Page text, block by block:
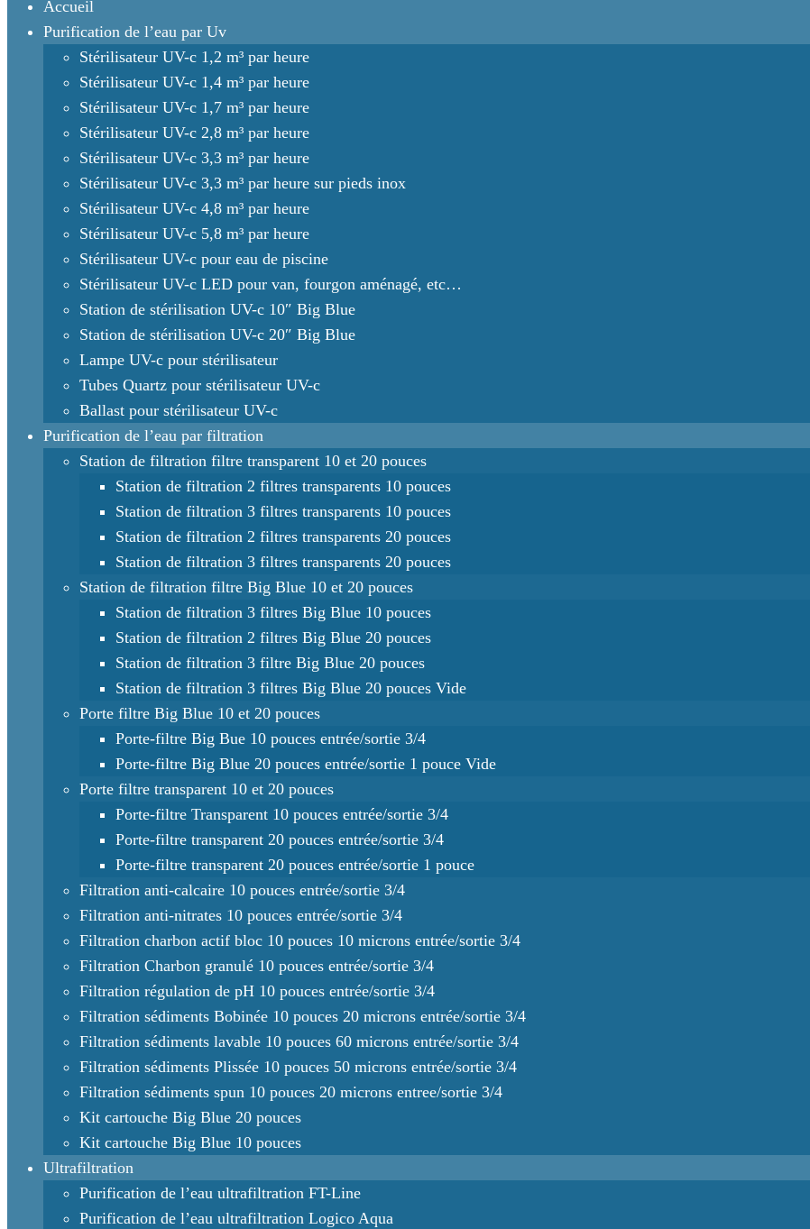
Accueil
Purification de l’eau par Uv
Stérilisateur UV-c 1,2 m³ par heure
Stérilisateur UV-c 1,4 m³ par heure
Stérilisateur UV-c 1,7 m³ par heure
Stérilisateur UV-c 2,8 m³ par heure
Stérilisateur UV-c 3,3 m³ par heure
Stérilisateur UV-c 3,3 m³ par heure sur pieds inox
Stérilisateur UV-c 4,8 m³ par heure
Stérilisateur UV-c 5,8 m³ par heure
Stérilisateur UV-c pour eau de piscine
Stérilisateur UV-c LED pour van, fourgon aménagé, etc…
Station de stérilisation UV-c 10″ Big Blue
Station de stérilisation UV-c 20″ Big Blue
Lampe UV-c pour stérilisateur
Tubes Quartz pour stérilisateur UV-c
Ballast pour stérilisateur UV-c
Purification de l’eau par filtration
Station de filtration filtre transparent 10 et 20 pouces
Station de filtration 2 filtres transparents 10 pouces
Station de filtration 3 filtres transparents 10 pouces
Station de filtration 2 filtres transparents 20 pouces
Station de filtration 3 filtres transparents 20 pouces
Station de filtration filtre Big Blue 10 et 20 pouces
Station de filtration 3 filtres Big Blue 10 pouces
Station de filtration 2 filtres Big Blue 20 pouces
Station de filtration 3 filtre Big Blue 20 pouces
Station de filtration 3 filtres Big Blue 20 pouces Vide
Porte filtre Big Blue 10 et 20 pouces
Porte-filtre Big Bue 10 pouces entrée/sortie 3/4
Porte-filtre Big Blue 20 pouces entrée/sortie 1 pouce Vide
Porte filtre transparent 10 et 20 pouces
Porte-filtre Transparent 10 pouces entrée/sortie 3/4
Porte-filtre transparent 20 pouces entrée/sortie 3/4
Porte-filtre transparent 20 pouces entrée/sortie 1 pouce
Filtration anti-calcaire 10 pouces entrée/sortie 3/4
Filtration anti-nitrates 10 pouces entrée/sortie 3/4
Filtration charbon actif bloc 10 pouces 10 microns entrée/sortie 3/4
Filtration Charbon granulé 10 pouces entrée/sortie 3/4
Filtration régulation de pH 10 pouces entrée/sortie 3/4
Filtration sédiments Bobinée 10 pouces 20 microns entrée/sortie 3/4
Filtration sédiments lavable 10 pouces 60 microns entrée/sortie 3/4
Filtration sédiments Plissée 10 pouces 50 microns entrée/sortie 3/4
Filtration sédiments spun 10 pouces 20 microns entree/sortie 3/4
Kit cartouche Big Blue 20 pouces
Kit cartouche Big Blue 10 pouces
Ultrafiltration
Purification de l’eau ultrafiltration FT-Line
Purification de l’eau ultrafiltration Logico Aqua